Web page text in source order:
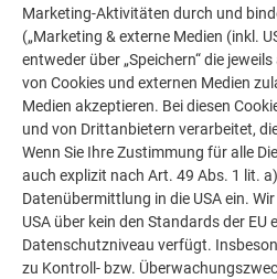
beitragen.
Marketing-Aktivitäten durch und
(„Marketing & externe Medien (inkl.
entweder über „Speichern“ die
von Cookies und externen Medien
Medien akzeptieren. Bei diesen
und von Drittanbietern verarbeitet,
Wenn Sie Ihre Zustimmung für alle
auch explizit nach Art. 49 Abs. 1 lit.
Datenübermittlung in die USA ein.
USA über kein den Standards der EU
Datenschutzniveau verfügt.
zu Kontroll- bzw.